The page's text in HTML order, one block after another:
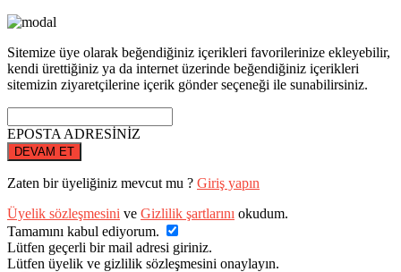
Sitemize üye olarak beğendiğiniz içerikleri favorilerinize ekleyebilir,
kendi ürettiğiniz ya da internet üzerinde beğendiğiniz içerikleri
sitemizin ziyaretçilerine içerik gönder seçeneği ile sunabilirsiniz.
EPOSTA ADRESİNİZ
DEVAM ET
Zaten bir üyeliğiniz mevcut mu ? Giriş yapın
Üyelik sözleşmesini ve Gizlilik şartlarını okudum.
Tamamını kabul ediyorum.
Lütfen geçerli bir mail adresi giriniz.
Lütfen üyelik ve gizlilik sözleşmesini onaylayın.